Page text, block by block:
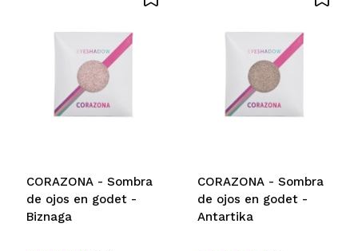
CORAZONA - Sombra
de ojos en godet -
Biznaga
CORAZONA - Sombra
de ojos en godet -
Antartika